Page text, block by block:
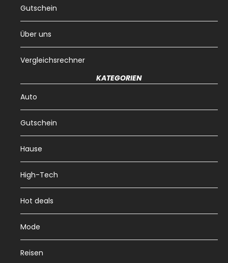
Gutschein
Über uns
Vergleichsrechner
KATEGORIEN
Auto
Gutschein
Hause
High-Tech
Hot deals
Mode
Reisen